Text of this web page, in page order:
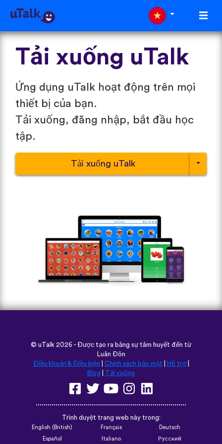
Tải xuống uTalk
Ứng dụng uTalk hoạt động trên mọi
thiết bị của bạn.
Tải xuống, đăng nhập, bắt đầu học
tập.
Tải xuống uTalk Chọn
© uTalk 2026 - Được tạo ra bằng sự tâm huyết đến từ
Luân Đôn
Điều khoản & Điều kiện
Chính sách bảo mật Hỗ trợ|
Blog
Tải xuống
Trình duyệt trang web này trong:
English (British) Français Deutsch
Español Italiano Русский